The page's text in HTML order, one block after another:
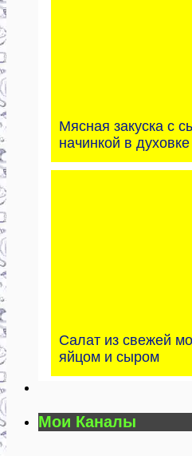
Мясная закуска с
начинкой в духовке
Салат из свежей
яйцом и сыром
Мои Каналы